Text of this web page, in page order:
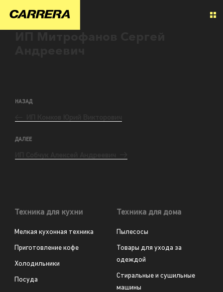
НАЗАД
ДАЛЕЕ
Техника для кухни
Мелкая кухонная техника
Приготовление кофе
Холодильники
Посуда
Техника для дома
Пылесосы
Товары для ухода за
одеждой
Стиральные и сушильные
машины